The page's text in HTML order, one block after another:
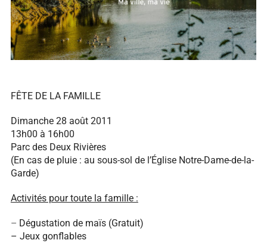
FÊTE DE LA FAMILLE
Dimanche 28 août 2011
13h00 à 16h00
Parc des Deux Rivières
(En cas de pluie : au sous-sol de l’Église Notre-Dame-de-la-
Garde)
Activités pour toute la famille :
– Dégustation de maïs (Gratuit)
– Jeux gonflables